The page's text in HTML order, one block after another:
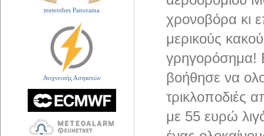
meteothes Panorama
Ανιχνευτής Αστραπών
χρονοβόρα κι
μερικούς
γρηγορόσημα!
βοήθησε να
τρικλοποδιές
με 55 ευρώ